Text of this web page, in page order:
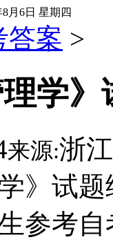
8月6日 星期四
答案 >
学》
来源:浙
》试
参考